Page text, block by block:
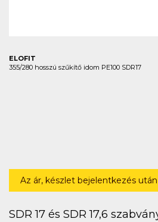
ELOFIT
355/280 hosszú szűkítő idom PE100 SDR17
Az ár, készlet bejelentkezés
SDR 17 és SDR 17,6